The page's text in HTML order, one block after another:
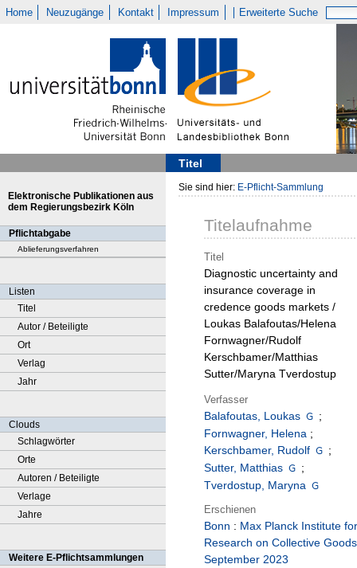
Home Neuzugänge Kontakt Impressum Erweiterte Suche
Titel
Elektronische Publikationen aus
dem Regierungsbezirk Köln
Pflichtabgabe
Ablieferungsverfahren
Listen
Titel
Autor / Beteiligte
Ort
Verlag
Jahr
Clouds
Schlagwörter
Orte
Autoren / Beteiligte
Verlage
Jahre
Weitere E-Pflichtsammlungen
Sie sind hier: E-Pflicht-Sammlung
Titelaufnahme
Titel
Diagnostic uncertainty and
insurance coverage in
credence goods markets /
Loukas Balafoutas/Helena
Fornwagner/Rudolf
Kerschbamer/Matthias
Sutter/Maryna Tverdostup
Verfasser
Balafoutas, Loukas
;
Fornwagner, Helena ;
Kerschbamer, Rudolf
;
Sutter, Matthias
;
Tverdostup, Maryna
Erschienen
Bonn : Max Planck Institute for
Research on Collective Goods
September 2023